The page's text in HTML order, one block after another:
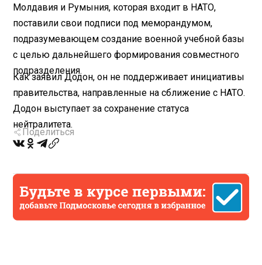
Молдавия и Румыния, которая входит в НАТО,
поставили свои подписи под меморандумом,
подразумевающем создание военной учебной базы
с целью дальнейшего формирования совместного
подразделения.
Как заявил Додон, он не поддерживает инициативы
правительства, направленные на сближение с НАТО.
Додон выступает за сохранение статуса
нейтралитета.
Поделиться